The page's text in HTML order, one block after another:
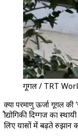
गूगल / TRT
क्या परमाणु ऊर्जा गूगल
प्रौद्योगिकी दिग्गज का
लिए प्रयासों में बढ़ते रुझान